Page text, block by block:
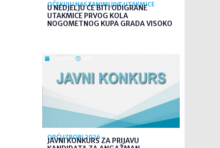
OČEKUJU NAS ZANIMLJIVE UTAKMICE
U NEDJELJU ĆE BITI ODIGRANE
UTAKMICE PRVOG KOLA
NOGOMETNOG KUPA GRADA VISOKO
OPĆI IZBORI 2026
JAVNI KONKURS ZA PRIJAVU